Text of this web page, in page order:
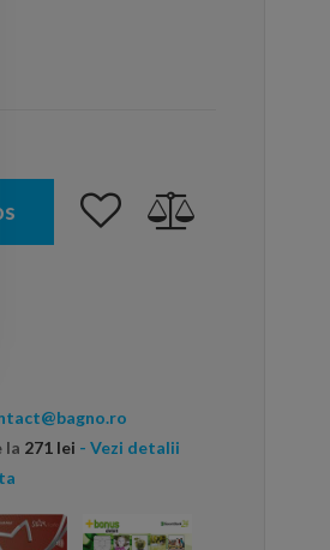
la 271 lei - Vezi detalii